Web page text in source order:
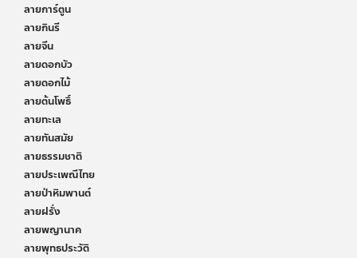
ลายการ์ตูน
ลายกินรี
ลายจีน
ลายดอกบัว
ลายดอกไม้
ลายต้นโพธิ์
ลายทะเล
ลายทันสมัย
ลายธรรมชาติ
ลายประเพณีไทย
ลายป่าหิมพานต์
ลายฝรั่ง
ลายพญานาค
ลายพุทธประวัติ